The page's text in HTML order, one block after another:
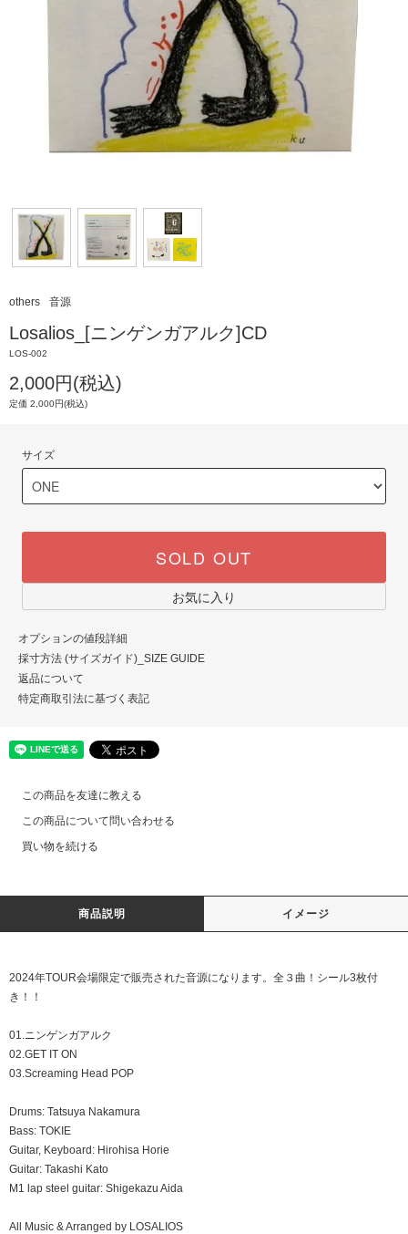
others 音源
Losalios_[ニンゲンガアルク]CD
LOS-002
2,000円(税込)
定価 2,000円(税込)
サイズ
SOLD OUT
お気に入り
オプションの値段詳細
採寸方法 (サイズガイド)_SIZE GUIDE
返品について
特定商取引法に基づく表記
この商品を友達に教える
この商品について問い合わせる
買い物を続ける
商品説明 イメージ
2024年TOUR会場限定で販売された音源になります。全３曲！シール3枚付
き！！
01.ニンゲンガアルク
02.GET IT ON
03.Screaming Head POP
Drums: Tatsuya Nakamura
Bass: TOKIE
Guitar, Keyboard: Hirohisa Horie
Guitar: Takashi Kato
M1 lap steel guitar: Shigekazu Aida
All Music & Arranged by LOSALIOS